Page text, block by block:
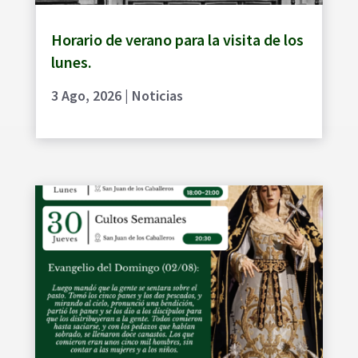
Horario de verano para la visita de los
lunes.
3 Ago, 2026| Noticias